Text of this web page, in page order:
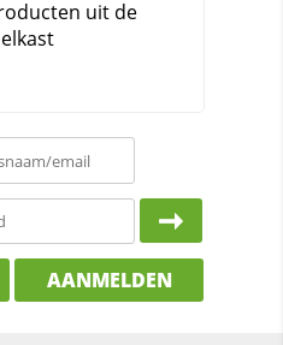
AANMELDEN